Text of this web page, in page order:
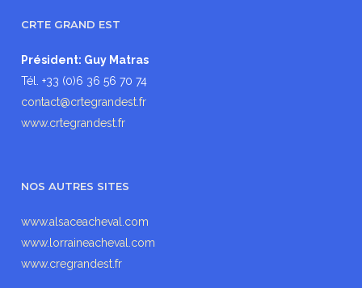
CRTE GRAND EST
Président: Guy Matras
Tél. +33 (0)6 36 56 70 74
contact@crtegrandest.fr
www.crtegrandest.fr
NOS AUTRES SITES
www.alsaceacheval.com
www.lorraineacheval.com
www.cregrandest.fr